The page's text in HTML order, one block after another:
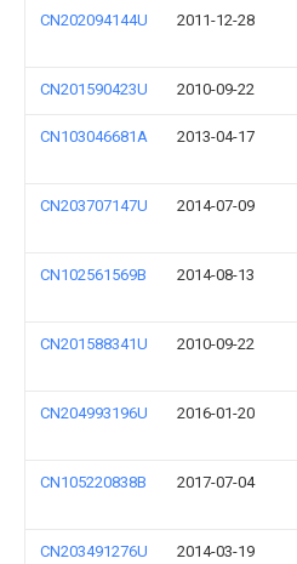
CN202094144U 2011-12-28
CN201590423U 2010-09-22
CN103046681A 2013-04-17
CN203707147U 2014-07-09
CN102561569B 2014-08-13
CN201588341U 2010-09-22
CN204993196U 2016-01-20
CN105220838B 2017-07-04
CN203491276U 2014-03-19